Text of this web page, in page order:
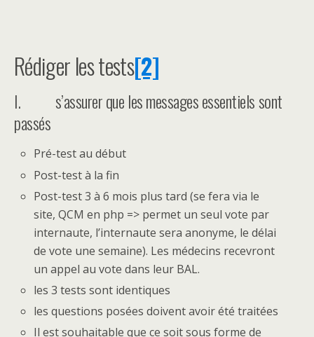
Rédiger les tests[2]
I. s’assurer que les messages essentiels sont
passés
Pré-test au début
Post-test à la fin
Post-test 3 à 6 mois plus tard (se fera via le
site, QCM en php => permet un seul vote par
internaute, l’internaute sera anonyme, le délai
de vote une semaine). Les médecins recevront
un appel au vote dans leur BAL.
les 3 tests sont identiques
les questions posées doivent avoir été traitées
Il est souhaitable que ce soit sous forme de